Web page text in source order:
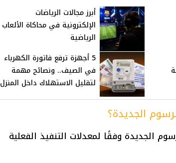
أبرز مجالات الرياضات
الإلكترونية في محاكاة الألعاب
الرياضية
5 أجهزة ترفع فاتورة الكهرباء
في الصيف.. ونصائح مهمة
لتقليل الاستهلاك داخل المنزل
الجديدة؟
الجديدة وفقًا لمعدلات التنفيذ الفعلية